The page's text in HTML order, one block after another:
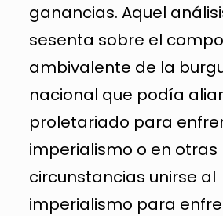
ganancias. Aquel
sesenta sobre el
ambivalente de la
nacional que podía
proletariado para
imperialismo o en otras
circunstancias unirse al
imperialismo para